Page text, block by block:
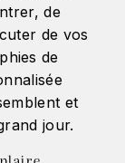
de
de vos
de
et
jour.